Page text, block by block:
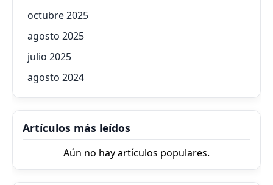
octubre 2025
agosto 2025
julio 2025
agosto 2024
Artículos más leídos
Aún no hay artículos populares.